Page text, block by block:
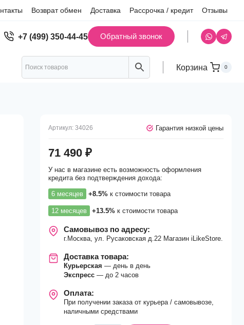
Возврат обмен Доставка Рассрочка / кредит Отзывы
+7 (499) 350-44-45 Обратный звонок
Корзина 0
Артикул:34026 Гарантия низкой цены
71 490₽
У нас в магазине есть возможность оформления
кредита без подтверждения дохода:
6 месяцев +8.5% к стоимости товара
12 месяцев +13.5% к стоимости товара
Самовывоз по адресу:
г.Москва, ул. Русаковская д.22 Магазин iLikeStore.
Доставка товара:
Курьерская— день в день
Экспресс— до 2 часов
Оплата:
При получении заказа от курьера / самовывозе,
наличными средствами